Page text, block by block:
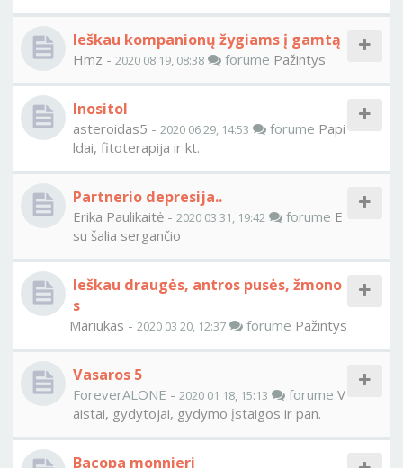
Ieškau kompanionų žygiams į gamtą
Hmz - 2020 08 19, 08:38 forume Pažintys
Inositol
asteroidas5 - 2020 06 29, 14:53 forume Papi
ldai, fitoterapija ir kt.
Partnerio depresija..
Erika Paulikaitė - 2020 03 31, 19:42 forume E
su šalia sergančio
Ieškau draugės, antros pusės, žmono
s
Mariukas - 2020 03 20, 12:37 forume Pažintys
Vasaros 5
ForeverALONE - 2020 01 18, 15:13 forume V
aistai, gydytojai, gydymo įstaigos ir pan.
Bacopa monnieri